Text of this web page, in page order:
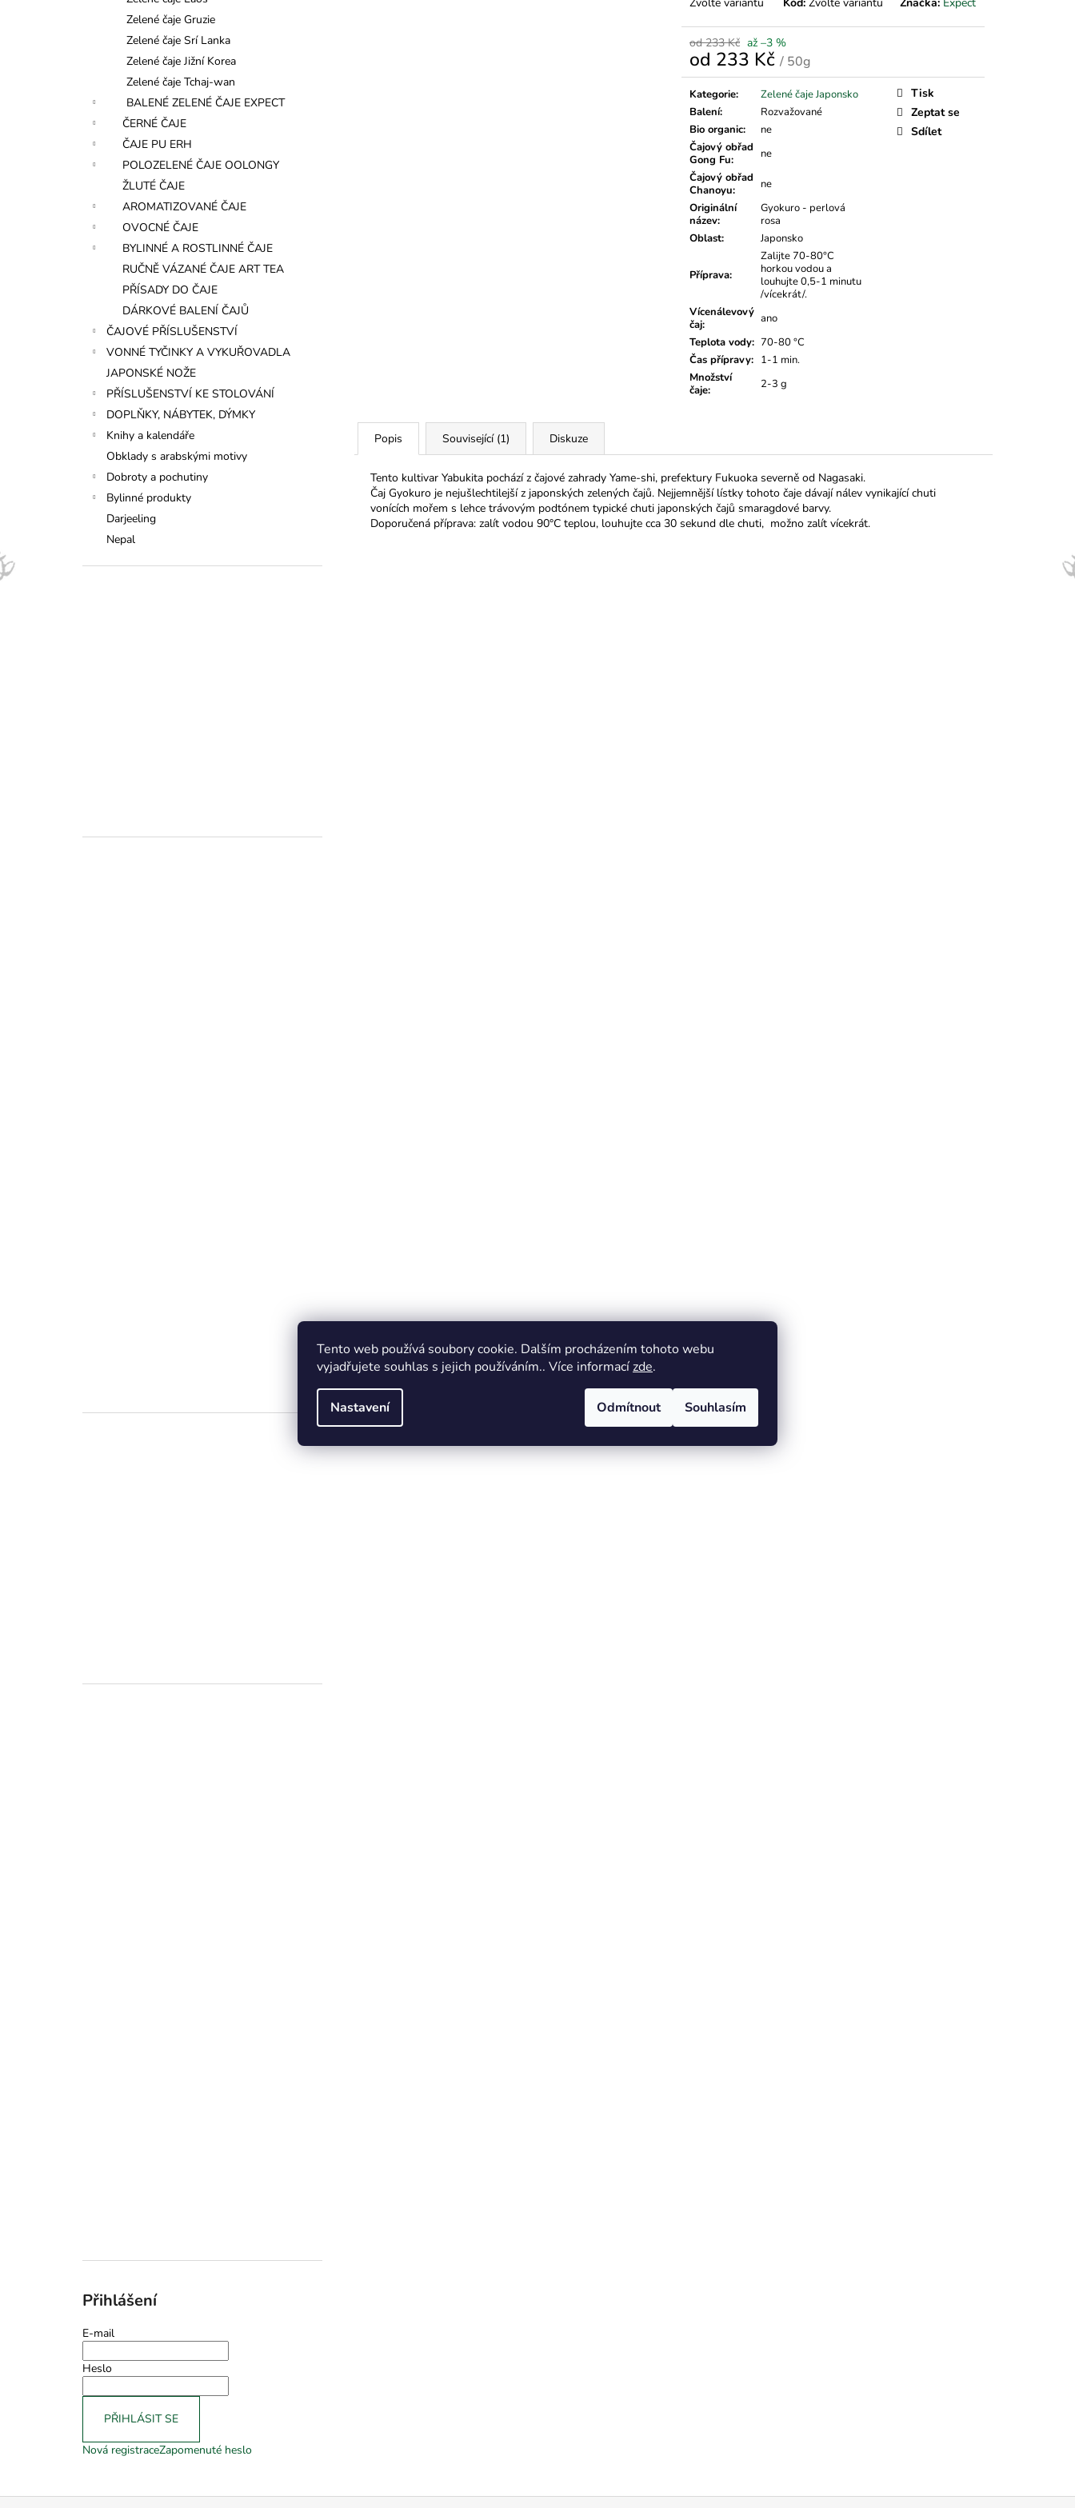
Tento web používá soubory cookie. Dalším procházením tohoto webu
vyjadřujete souhlas s jejich používáním.. Více informacízde.
Nastavení Odmítnout Souhlasím
Zelené čaje Gruzie
Zelené čaje Srí Lanka
Zelené čaje Jižní Korea
Zelené čaje Tchaj-wan
BALENÉ ZELENÉ ČAJE EXPECT
ČERNÉ ČAJE
ČAJE PU ERH
POLOZELENÉ ČAJE OOLONGY
ŽLUTÉ ČAJE
AROMATIZOVANÉ ČAJE
OVOCNÉ ČAJE
BYLINNÉ A ROSTLINNÉ ČAJE
RUČNĚ VÁZANÉ ČAJE ART TEA
PŘÍSADY DO ČAJE
DÁRKOVÉ BALENÍ ČAJŮ
ČAJOVÉ PŘÍSLUŠENSTVÍ
VONNÉ TYČINKY A VYKUŘOVADLA
JAPONSKÉ NOŽE
PŘÍSLUŠENSTVÍ KE STOLOVÁNÍ
DOPLŇKY, NÁBYTEK, DÝMKY
Knihy a kalendáře
Obklady s arabskými motivy
Dobroty a pochutiny
Bylinné produkty
Darjeeling
Nepal
Přihlášení
E-mail
Heslo
PŘIHLÁSIT SE
Nová registraceZapomenuté heslo
od 233 Kč až –3 %
od 233 Kč / 50g
Měrná
cena:
Kategorie:
Zelené čaje Japonsko
Balení:
Rozvažované
Bio organic:
ne
Čajový obřad
Gong Fu:
ne
Čajový obřad
Chanoyu:
ne
Originální
název:
Gyokuro - perlová
rosa
Oblast: Japonsko
Příprava:
Zalijte 70-80°C
horkou vodou a
louhujte 0,5-1 minutu
/vícekrát/.
Vícenálevový
čaj:
ano
Teplota vody: 70-80 °C
Čas přípravy: 1-1 min.
Množství
čaje: 2-3 g
Tisk
Zeptat se
Sdílet
Popis Související (1) Diskuze
Tento kultivar Yabukita pochází z čajové zahrady Yame-shi, prefektury Fukuoka severně od Nagasaki.
Čaj Gyokuro je nejušlechtilejší z japonských zelených čajů. Nejjemnější lístky tohoto čaje dávají nálev vynikající chuti
vonících mořem s lehce trávovým podtónem typické chuti japonských čajů smaragdové barvy.
Doporučená příprava: zalít vodou 90°C teplou, louhujte cca 30 sekund dle chuti, možno zalít vícekrát.